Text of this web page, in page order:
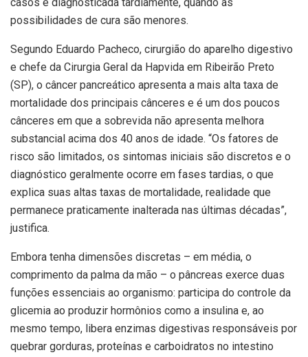
possibilidades de cura são menores.
Segundo Eduardo Pacheco, cirurgião do aparelho digestivo
e chefe da Cirurgia Geral da Hapvida em Ribeirão Preto
(SP), o câncer pancreático apresenta a mais alta taxa de
mortalidade dos principais cânceres e é um dos poucos
cânceres em que a sobrevida não apresenta melhora
substancial acima dos 40 anos de idade. “Os fatores de
risco são limitados, os sintomas iniciais são discretos e o
diagnóstico geralmente ocorre em fases tardias, o que
explica suas altas taxas de mortalidade, realidade que
permanece praticamente inalterada nas últimas décadas”,
justifica.
Embora tenha dimensões discretas – em média, o
comprimento da palma da mão – o pâncreas exerce duas
funções essenciais ao organismo: participa do controle da
glicemia ao produzir hormônios como a insulina e, ao
mesmo tempo, libera enzimas digestivas responsáveis por
quebrar gorduras, proteínas e carboidratos no intestino